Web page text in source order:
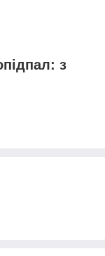
з